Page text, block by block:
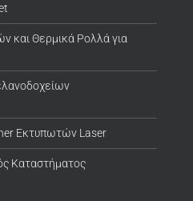
και Θερμικά Ρολλά για
Εκτυπωτών Laser
Καταστήματος